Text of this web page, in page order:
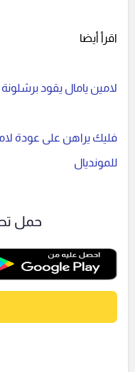
اقرأ أيضا
لامين يامال يقود
فليك يراهن على عودة
للمونديال
حمل